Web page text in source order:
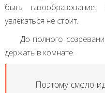
быть
увлекаться не стоит.
До полного
держать в комнате.
Поэтому смело